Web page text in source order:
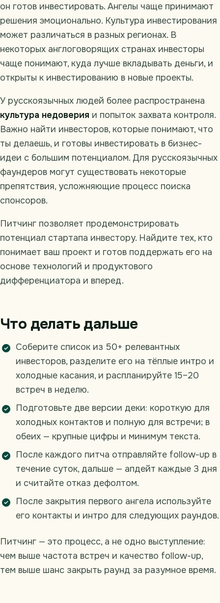
он готов инвестировать. Ангелы чаще принимают
решения эмоционально. Культура инвестирования
может различаться в разных регионах. В
некоторых англоговорящих странах инвесторы
чаще понимают, куда лучше вкладывать деньги, и
открыты к инвестированию в новые проекты.
У русскоязычных людей более распространена
культура недоверия и попыток захвата контроля.
Важно найти инвесторов, которые понимают, что
ты делаешь, и готовы инвестировать в бизнес-
идеи с большим потенциалом. Для русскоязычных
фаундеров могут существовать некоторые
препятствия, усложняющие процесс поиска
спонсоров.
Питчинг позволяет продемонстрировать
потенциал стартапа инвестору. Найдите тех, кто
понимает ваш проект и готов поддержать его на
основе технологий и продуктового
дифференциатора и вперед.
Что делать дальше
Соберите список из 50+ релевантных
инвесторов, разделите его на тёплые интро и
холодные касания, и распланируйте 15–20
встреч в неделю.
Подготовьте две версии деки: короткую для
холодных контактов и полную для встречи; в
обеих — крупные цифры и минимум текста.
После каждого питча отправляйте follow-up в
течение суток, дальше — апдейт каждые 3 дня
и считайте отказ дефолтом.
После закрытия первого ангела используйте
его контакты и интро для следующих раундов.
Питчинг — это процесс, а не одно выступление:
чем выше частота встреч и качество follow-up,
тем выше шанс закрыть раунд за разумное время.